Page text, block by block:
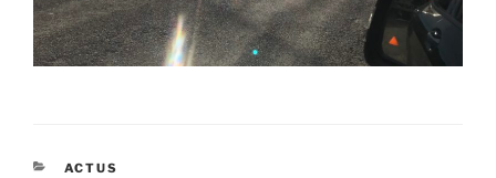
CATÉGORIES
ACTUS